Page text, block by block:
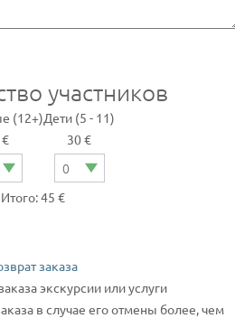
участников
(12+)Дети (5 - 11)
30 €
Итого: 45 €
заказа
экскурсии или услуги
в случае его отмены более, чем